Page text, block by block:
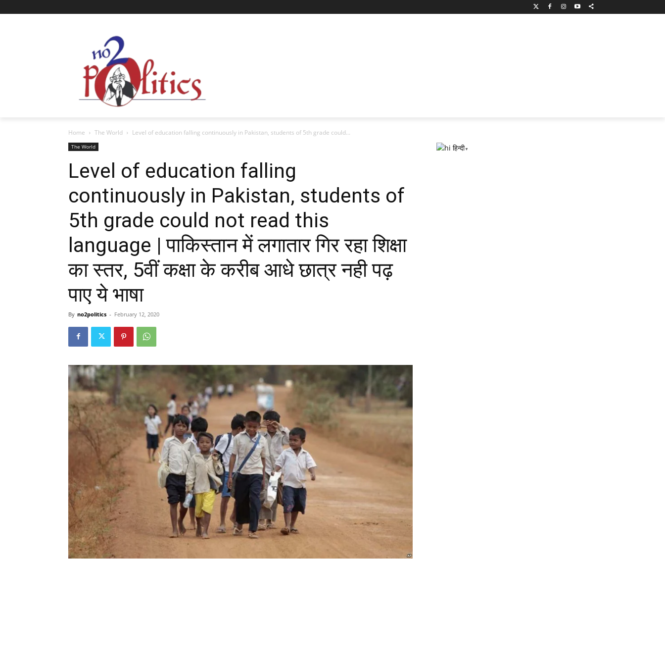
Home The World Level of education falling continuously in Pakistan, students of 5th grade could...
The World
Level of education falling
continuously in Pakistan, students of
5th grade could not read this
language | पाकिस्तान में लगातार गिर रहा शिक्षा
का स्तर, 5वीं कक्षा के करीब आधे छात्र नही पढ़
पाए ये भाषा
By no2politics - February 12, 2020
हिन्दी▼